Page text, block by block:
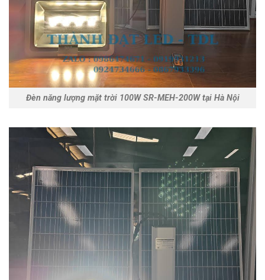
Đèn năng lượng mặt trời 100W SR-MEH-200W tại Hà Nội